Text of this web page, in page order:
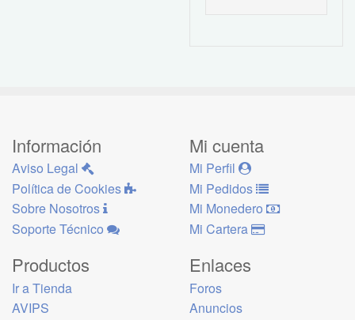
Información
Aviso Legal
Política de Cookies
Sobre Nosotros
Soporte Técnico
Mi cuenta
Mi Perfil
Mi Pedidos
Mi Monedero
Mi Cartera
Productos
Ir a Tienda
AVIPS
Enlaces
Foros
Anuncios